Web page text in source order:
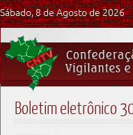
Sábado, 8 de Agosto de 2026
Boletim eletrônico